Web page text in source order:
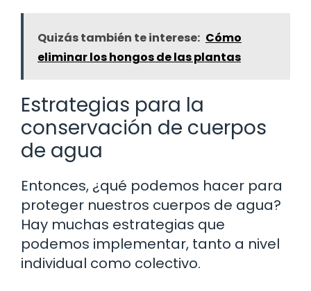
Quizás también te interese: Cómo
eliminar los hongos de las plantas
Estrategias para la
conservación de cuerpos
de agua
Entonces, ¿qué podemos hacer para
proteger nuestros cuerpos de agua?
Hay muchas estrategias que
podemos implementar, tanto a nivel
individual como colectivo.